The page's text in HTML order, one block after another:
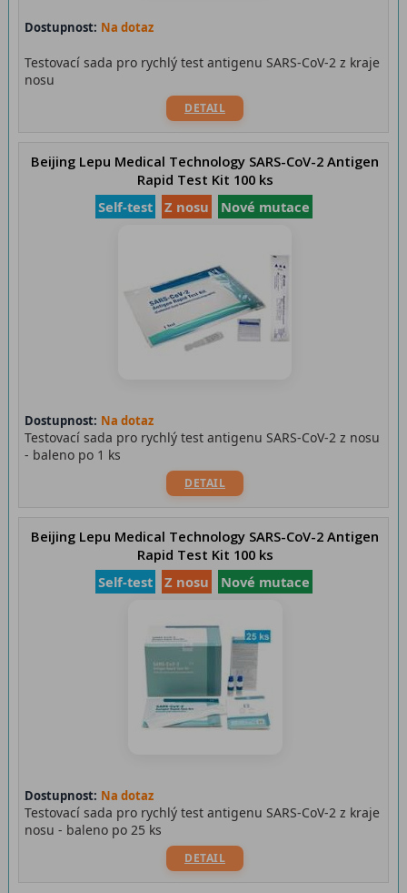
Dostupnost: Na dotaz
Testovací sada pro rychlý test antigenu SARS-CoV-2 z kraje
nosu
DETAIL
Beijing Lepu Medical Technology SARS-CoV-2 Antigen
Rapid Test Kit 100 ks
Self-test
Z nosu Nové mutace
Dostupnost: Na dotaz
Testovací sada pro rychlý test antigenu SARS-CoV-2 z nosu
- baleno po 1 ks
DETAIL
Beijing Lepu Medical Technology SARS-CoV-2 Antigen
Rapid Test Kit 100 ks
Self-test
Z nosu Nové mutace
Dostupnost: Na dotaz
Testovací sada pro rychlý test antigenu SARS-CoV-2 z kraje
nosu - baleno po 25 ks
DETAIL